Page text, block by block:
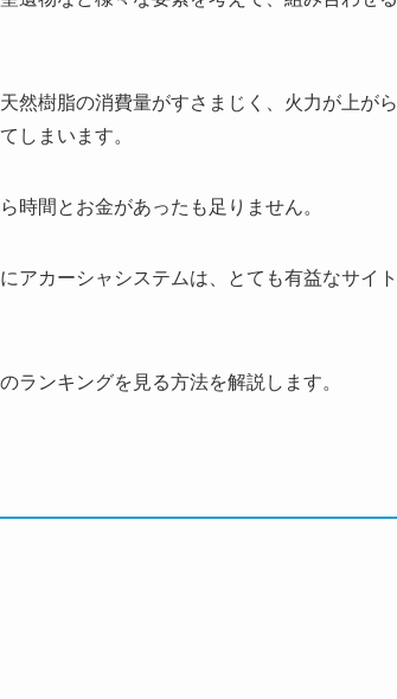
然樹脂の消費量がすさまじく、火力が上がら
しまいます。
間とお金があったも足りません。
アカーシャシステムは、とても有益なサイト
ンキングを見る方法を解説します。